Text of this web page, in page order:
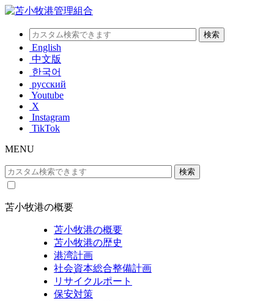
English
中文版
한국어
русский
Youtube
X
Instagram
TikTok
MENU
苫小牧港の概要
苫小牧港の概要
苫小牧港の歴史
港湾計画
社会資本総合整備計画
リサイクルポート
保安対策